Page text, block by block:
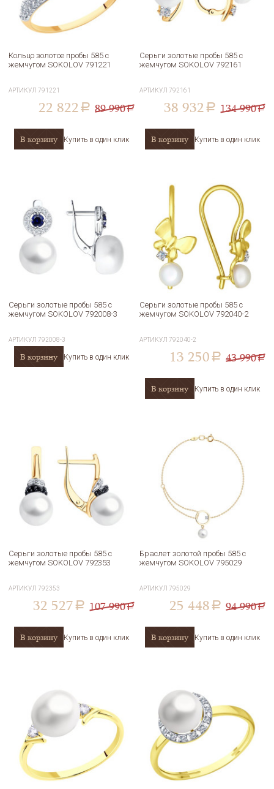
Кольцо золотое пробы 585 с
жемчугом SOKOLOV 791221
АРТИКУЛ791221
22 822 a 89 990a
В корзину Купить в один клик
Серьги золотые пробы 585 с
жемчугом SOKOLOV 792161
АРТИКУЛ792161
38 932 a 134 990a
В корзину Купить в один клик
Серьги золотые пробы 585 с
жемчугом SOKOLOV 792008-3
АРТИКУЛ792008-3
В корзину Купить в один клик
Серьги золотые пробы 585 с
жемчугом SOKOLOV 792040-2
АРТИКУЛ792040-2
13 250 a 43 990a
В корзину Купить в один клик
Серьги золотые пробы 585 с
жемчугом SOKOLOV 792353
АРТИКУЛ792353
32 527 a 107 990a
В корзину Купить в один клик
Браслет золотой пробы 585 с
жемчугом SOKOLOV 795029
АРТИКУЛ795029
25 448 a 94 990a
В корзину Купить в один клик